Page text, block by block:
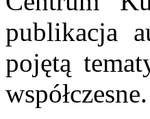
publikacja
pojętą
współczesne.